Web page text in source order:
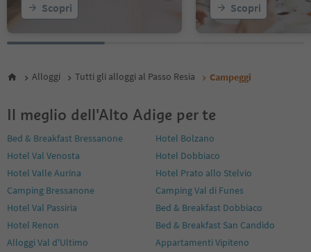
Scopri Scopri
Alloggi Tutti gli alloggi al Passo Resia Campeggi
Il meglio dell'Alto Adige per te
Bed & Breakfast Bressanone
Hotel Bolzano
Hotel Val Venosta
Hotel Dobbiaco
Hotel Valle Aurina
Hotel Prato allo Stelvio
Camping Bressanone
Camping Val di Funes
Hotel Val Passiria
Bed & Breakfast Dobbiaco
Hotel Renon
Bed & Breakfast San Candido
Alloggi Val d'Ultimo
Appartamenti Vipiteno